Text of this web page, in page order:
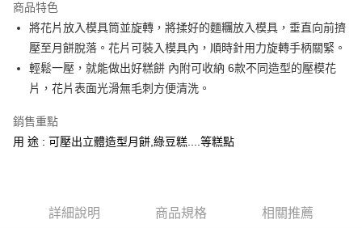
• 付款後7-11取貨
每筆NT$60，滿NT$699(含以上)免運費
(請點開選項勾選)
每筆NT$250
商品特色
將花片放入模具筒並旋轉，將揉好的麵糰放入模具，垂直向前擠
壓至月餅脫落。花片可裝入模具內，順時針用力旋轉手柄關緊。
輕鬆一壓，就能做出好糕餅 內附可收納 6款不同造型的壓模花
片，花片表面光滑無毛刺方便清洗。
銷售重點
用 途 : 可壓出立體造型月餅,綠豆糕....等糕點
詳細說明 商品規格 相關推薦